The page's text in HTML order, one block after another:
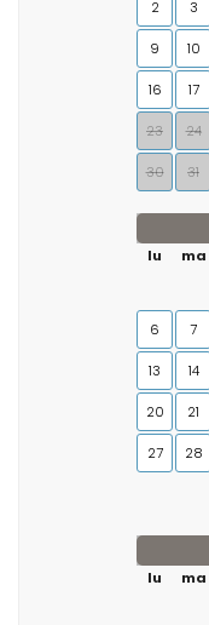
2 3
9 10
16 17
23 24
30 31
lu
ma
6 7
13 14
20 21
27 28
lu
ma